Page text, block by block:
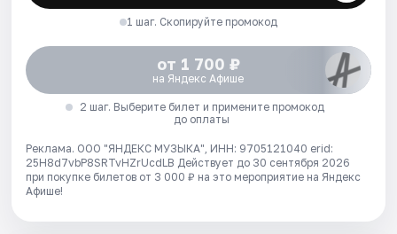
1 шаг. Скопируйте промокод
от 1 700 ₽
на Яндекс Афише
2 шаг. Выберите билет и примените промокод
до оплаты
Реклама. ООО "ЯНДЕКС МУЗЫКА", ИНН: 9705121040 erid:
25H8d7vbP8SRTvHZrUcdLB Действует до 30 сентября 2026
при покупке билетов от 3 000 ₽ на это мероприятие на Яндекс
Афише!